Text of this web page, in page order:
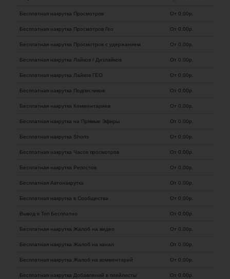
Бесплатная накрутка Просмотров От 0.00р.
Бесплатная накрутка Просмотров Гео От 0.00р.
Бесплатная накрутка Просмотров с удержанием От 0.00р.
Бесплатная накрутка Лайков / Дизлайков От 0.00р.
Бесплатная накрутка Лайков ГЕО От 0.00р.
Бесплатная накрутка Подписчиков От 0.00р.
Бесплатная накрутка Комментариев От 0.00р.
Бесплатная накрутка на Прямые Эфиры От 0.00р.
Бесплатная накрутка Shorts От 0.00р.
Бесплатная накрутка Часов просмотров От 0.00р.
Бесплатная накрутка Репостов От 0.00р.
Бесплатная Автонакрутка От 0.00р.
Бесплатная накрутка в Сообщества От 0.00р.
Вывод в Топ Бесплатно От 0.00р.
Бесплатная накрутка Жалоб на видео От 0.00р.
Бесплатная накрутка Жалоб на канал От 0.00р.
Бесплатная накрутка Жалоб на комментарий От 0.00р.
Бесплатная накрутка Добавлений в плейлисты От 0.00р.